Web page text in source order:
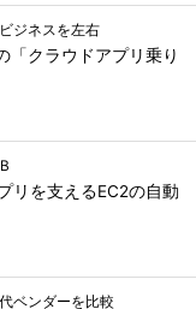
ジネスを左右
「クラウドアプリ乗り
リを支えるEC2の自動
ベンダーを比較